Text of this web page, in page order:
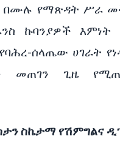
የማጽዳት ሥራ
ኩባንያዎች
ሰላጤው ሀገራት
መጠገን ጊዜ
ስኬታማ የሽምግልና